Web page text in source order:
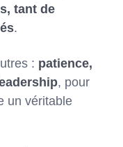
tant de
.
: patience,
, pour
un véritable